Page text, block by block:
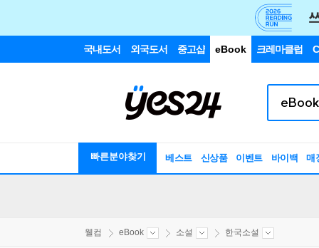
국내도서 외국도서 중고샵 eBook 크레마클럽
빠른분야찾기 베스트 신상품 이벤트 바이백 매
웰컴 eBook 소설 한국소설